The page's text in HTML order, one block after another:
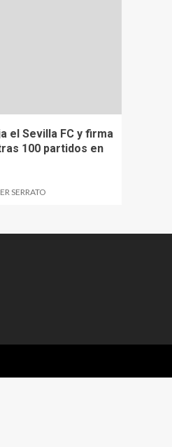
el Sevilla FC y firma
100 partidos en
SERRATO